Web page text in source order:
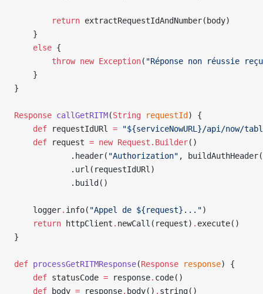
        return
extractRequestIdAndNumber(body)
    }
    else
{
        throw
new Exception( "Réponse non réussie
    }
}
Response callGetRITM(String requestId ) {
    def
requestIdURl = "${serviceNowURL}/api/now/
    def
request = new Request.Builder()
            .header(
"Authorization" ,
            .url(requestIdURl)
            .build()
    logger
. info( "Appel de ${request}...")
    return
httpClient . newCall(request) . execute()
}
def processGetRITMResponse(Response response) {
    def
statusCode = response. code()
    def
body = response. body() . string()